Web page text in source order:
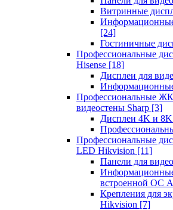
Витринные
[24]
Гостиничные
Профессиональные
Hisense [18]
Дисплеи для
Профессиональные
видеостены Sharp [3]
Дисплеи 4K и 8K
Профессиональные
LED Hikvision [11]
Панели для
встроенной ОС
Крепления для
Hikvision [7]